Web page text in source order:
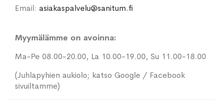
Email: asiakaspalvelu@sanitum.fi
Myymälämme on avoinna:
Ma-Pe 08.00-20.00, La 10.00-19.00, Su 11.00-18.00
(Juhlapyhien aukiolo; katso Google / Facebook
sivuiltamme)